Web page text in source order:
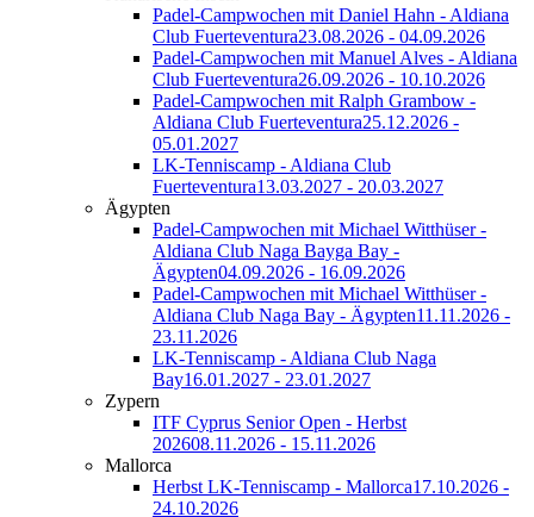
Padel-Campwochen mit Daniel Hahn - Aldiana
Club Fuerteventura23.08.2026 - 04.09.2026
Padel-Campwochen mit Manuel Alves - Aldiana
Club Fuerteventura26.09.2026 - 10.10.2026
Padel-Campwochen mit Ralph Grambow -
Aldiana Club Fuerteventura25.12.2026 -
05.01.2027
LK-Tenniscamp - Aldiana Club
Fuerteventura13.03.2027 - 20.03.2027
Ägypten
Padel-Campwochen mit Michael Witthüser -
Aldiana Club Naga Bayga Bay -
Ägypten04.09.2026 - 16.09.2026
Padel-Campwochen mit Michael Witthüser -
Aldiana Club Naga Bay - Ägypten11.11.2026 -
23.11.2026
LK-Tenniscamp - Aldiana Club Naga
Bay16.01.2027 - 23.01.2027
Zypern
ITF Cyprus Senior Open - Herbst
202608.11.2026 - 15.11.2026
Mallorca
Herbst LK-Tenniscamp - Mallorca17.10.2026 -
24.10.2026